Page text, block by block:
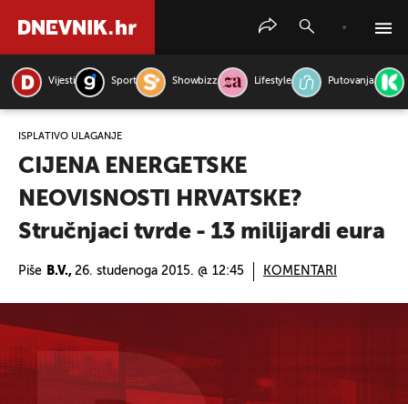
Vijesti Sport Showbizz Lifestyle Putovanja
ISPLATIVO ULAGANJE
CIJENA ENERGETSKE
NEOVISNOSTI HRVATSKE?
Stručnjaci tvrde - 13 milijardi eura
Piše B.V., 26. studenoga 2015. @ 12:45 KOMENTARI
PRETRAŽITE VIJESTI